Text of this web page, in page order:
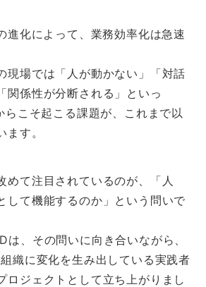
進化によって、業務効率化は急速
現場では「人が動かない」「対話
関係性が分断される」といっ
らこそ起こる課題が、これまで以
ます。
めて注目されているのが、「人
して機能するのか」という問いで
は、その問いに向き合いながら、
織に変化を生み出している実践者
ロジェクトとして立ち上がりまし